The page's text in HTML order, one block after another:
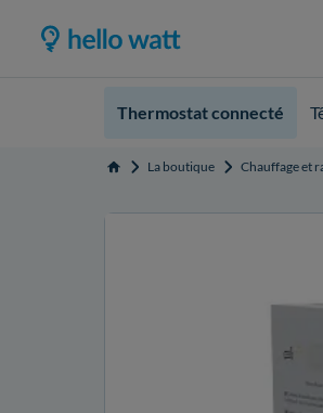
Thermostat connecté
Accueil La boutique Chauffage et